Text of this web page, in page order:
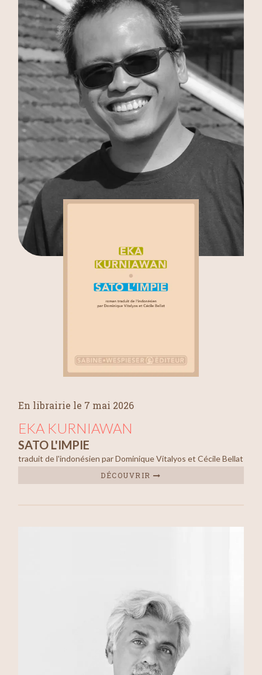
En librairie le 7 mai 2026
EKA KURNIAWAN
SATO L'IMPIE
traduit de l'indonésien par Dominique Vitalyos et Cécile Bellat
DÉCOUVRIR